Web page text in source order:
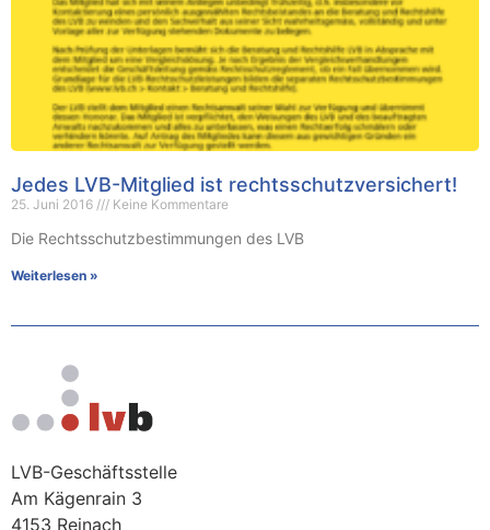
Jedes LVB-Mitglied ist rechtsschutzversichert!
25. Juni 2016 Keine Kommentare
Die Rechtsschutzbestimmungen des LVB
Weiterlesen »
LVB-Geschäftsstelle
Am Kägenrain 3
4153 Reinach